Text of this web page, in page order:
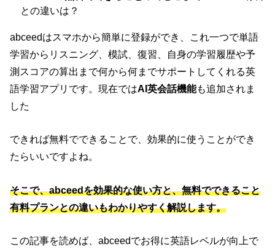
との違いは？
abceedはスマホから簡単に登録ができ、これ一つで単語
学習からリスニング、模試、復習、自身の学習履歴や予
測スコアの算出まで何から何までサポートしてくれる英
語学習アプリです。現在ではAI英会話機能も追加されま
した
できれば無料でできることで、効果的に使うことができ
たらいいですよね。
そこで、abceedを効果的な使い方と、無料でできること
有料プランとの違いもわかりやすく解説します。
この記事を読めば、abceedでお得に英語レベルが向上で